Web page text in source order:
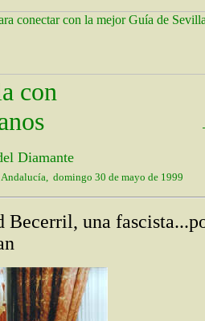
con
Diamante
domingo 30 de mayo de 1999
Becerril, una